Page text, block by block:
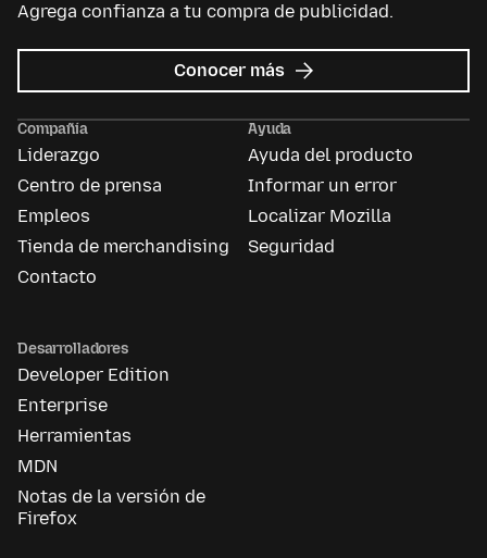
Agrega confianza a tu compra de publicidad.
Conocer más sobre
Mozilla
Compañía
Liderazgo
Centro de prensa
Empleos
Tienda de merchandising
Contacto
Ayuda
Ayuda del producto
Informar un error
Localizar Mozilla
Seguridad
Desarrolladores
Developer Edition
Enterprise
Herramientas
MDN
Notas de la versión de
Firefox